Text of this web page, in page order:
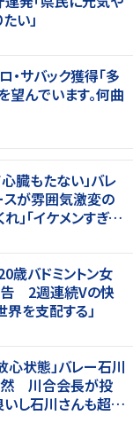
い」
・サバック獲得「多
望んでいます。何曲
臓もたない」バレ
スが雰囲気激変の
」「イケメンすぎる
歳バドミントン女
告 2週連続Vの快
界を支配する」
心状態」バレー石川
然 川合会長が投
いし石川さんも超格